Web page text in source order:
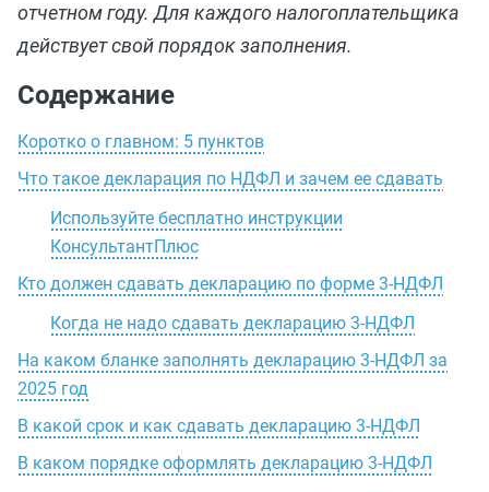
отчетном году. Для каждого налогоплательщика
действует свой порядок заполнения.
Содержание
Коротко о главном: 5 пунктов
Что такое декларация по НДФЛ и зачем ее сдавать
Используйте бесплатно инструкции
КонсультантПлюс
Кто должен сдавать декларацию по форме 3-НДФЛ
Когда не надо сдавать декларацию 3-НДФЛ
На каком бланке заполнять декларацию 3-НДФЛ за
2025 год
В какой срок и как сдавать декларацию 3-НДФЛ
В каком порядке оформлять декларацию 3-НДФЛ